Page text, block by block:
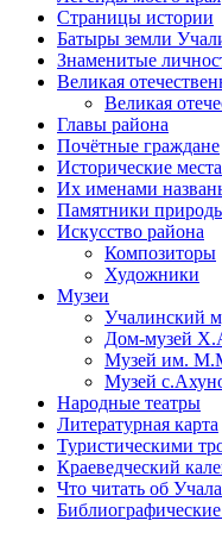
Страницы истории
Батыры земли
Знаменитые
Великая
Великая
Главы района
Почётные граждане
Исторические места
Их именами
Памятники
Искусство района
Композиторы
Художники
Музеи
Учалинский
Дом-музей
Музей им.
Музей
Народные театры
Литературная карта
Туристическими
Краеведческий
Что читать об